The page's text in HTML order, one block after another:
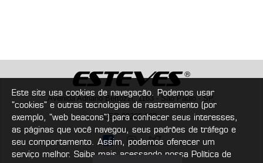
Avenida Adriano Bertozzi, 1163 - São Paulo - SP,
CEP 08265-000
Este site usa cookies de navegação. Podemos usar
"cookies" e outras tecnologias de rastreamento (por
exemplo, "web beacons") para conhecer seus interesses,
as páginas que você navegou, seus padrões de tráfego e
seu comportamento. Assim, podemos oferecer um
serviço melhor. Saiba mais acessando nossa Política de